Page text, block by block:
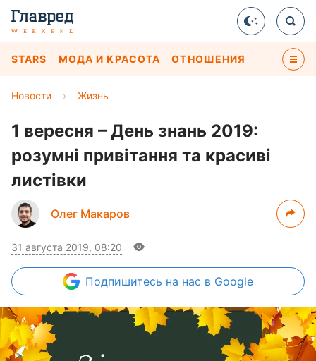
STARS МОДА И КРАСОТА ОТНОШЕНИЯ
Новости › Жизнь
1 вересня – День знань 2019:
розумні привітання та красиві
листівки
Олег Макаров
31 августа 2019, 08:20
Подпишитесь на нас в Google